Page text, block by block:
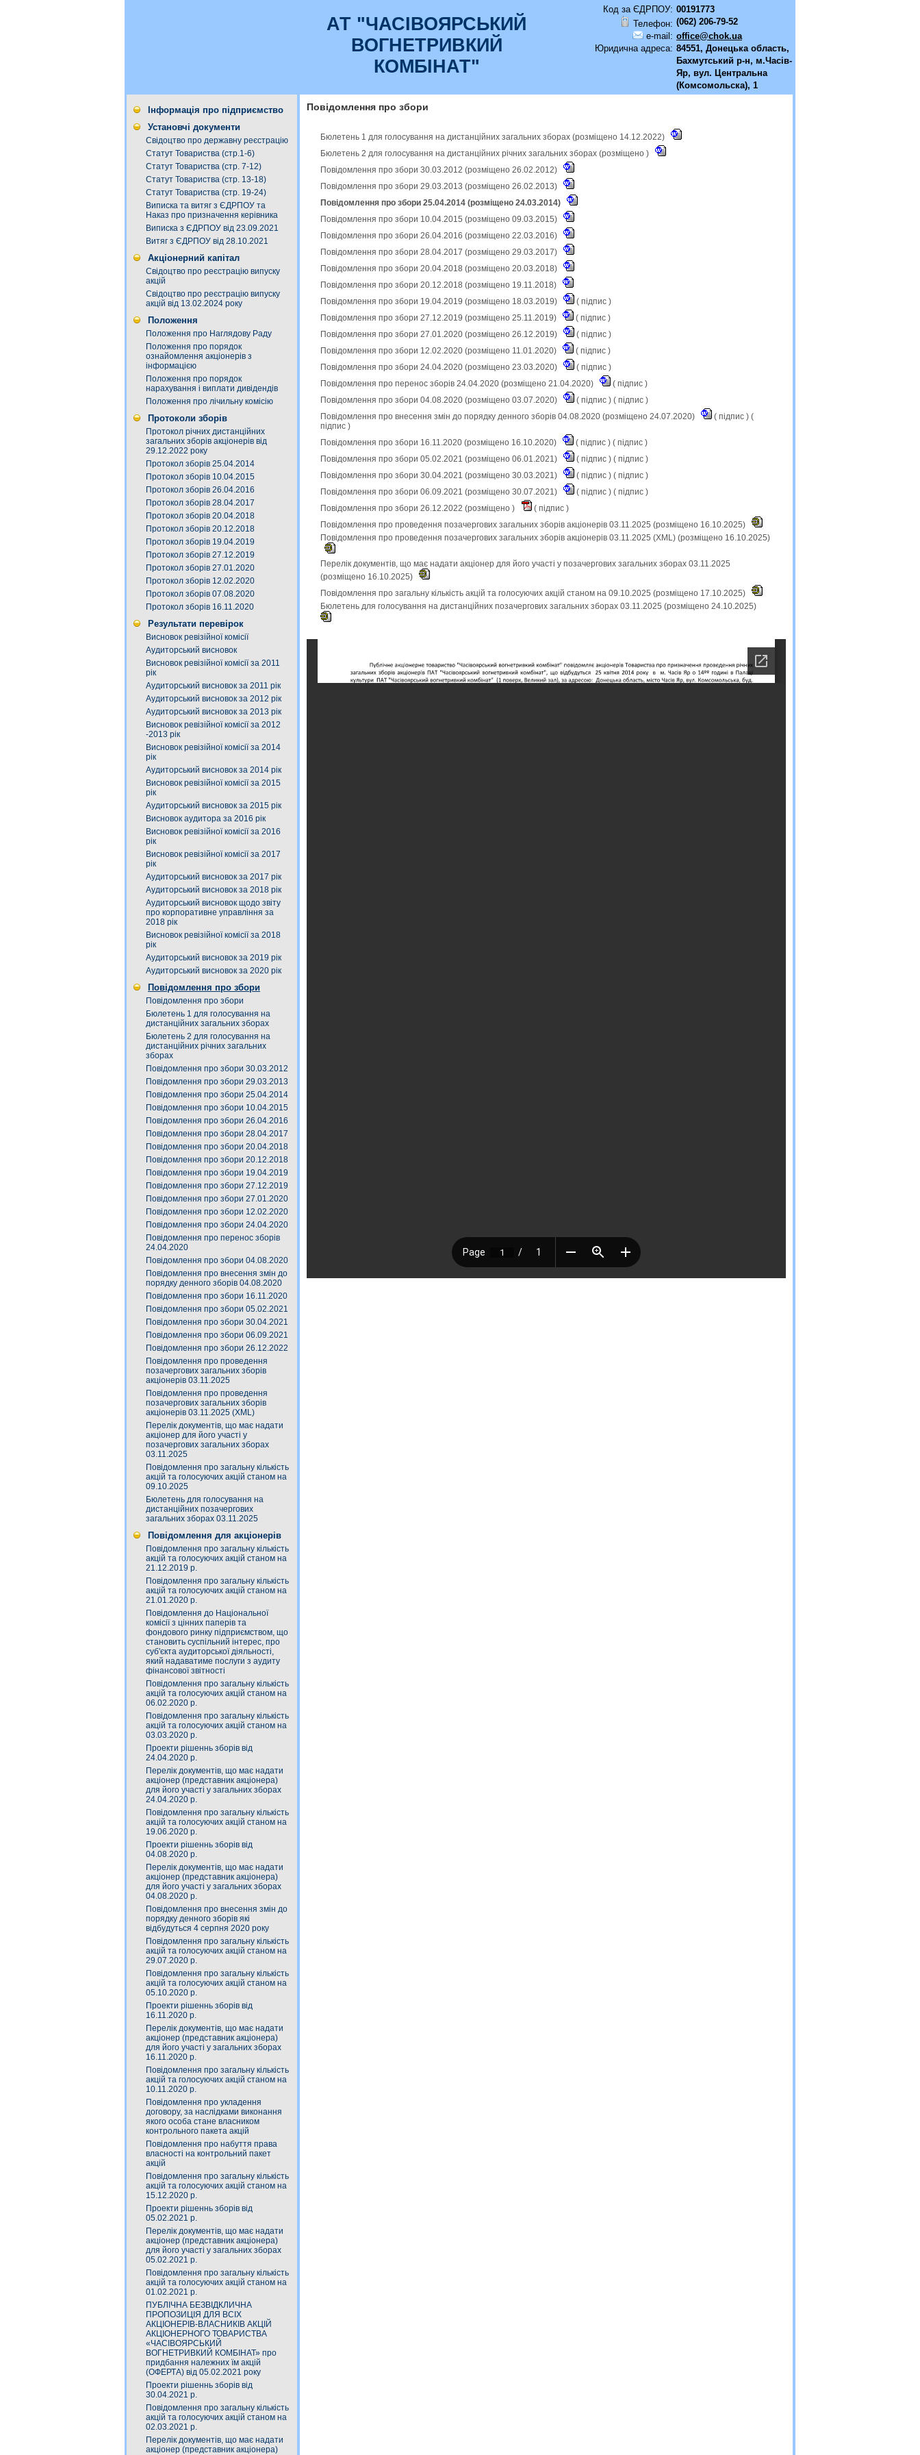
АТ "ЧАСIВОЯРСЬКИЙ
ВОГНЕТРИВКИЙ
КОМБIНАТ"
Код за ЄДРПОУ: 00191773
Телефон: (062) 206-79-52
e-mail: office@chok.ua
Юридична адреса: 84551, Донецька область,
Бахмутський р-н, м.Часiв-
Яр, вул. Центральна
(Комсомольска), 1
Інформація про підприємство
Установчі документи
Свідоцтво про державну реєстрацію
Статут Товариства (стр.1-6)
Статут Товариства (стр. 7-12)
Статут Товариства (стр. 13-18)
Статут Товариства (стр. 19-24)
Виписка та витяг з ЄДРПОУ та
Наказ про призначення керівника
Виписка з ЄДРПОУ від 23.09.2021
Витяг з ЄДРПОУ від 28.10.2021
Акціонерний капітал
Свідоцтво про реєстрацію випуску
акцій
Свідоцтво про реєстрацію випуску
акцій від 13.02.2024 року
Положення
Положення про Наглядову Раду
Положення про порядок
ознайомлення акціонерів з
інформацією
Положення про порядок
нарахування і виплати дивідендів
Положення про лічильну комісію
Протоколи зборів
Протокол річних дистанційних
загальних зборів акціонерів від
29.12.2022 року
Протокол зборів 25.04.2014
Протокол зборів 10.04.2015
Протокол зборів 26.04.2016
Протокол зборів 28.04.2017
Протокол зборів 20.04.2018
Протокол зборів 20.12.2018
Протокол зборів 19.04.2019
Протокол зборів 27.12.2019
Протокол зборів 27.01.2020
Протокол зборів 12.02.2020
Протокол зборів 07.08.2020
Протокол зборів 16.11.2020
Результати перевірок
Висновок ревізійної комісії
Аудиторський висновок
Висновок ревізійної комісії за 2011
рік
Аудиторський висновок за 2011 рік
Аудиторський висновок за 2012 рік
Аудиторський висновок за 2013 рік
Висновок ревізійної комісії за 2012
-2013 рік
Висновок ревізійної комісії за 2014
рік
Аудиторський висновок за 2014 рік
Висновок ревізійної комісії за 2015
рік
Аудиторський висновок за 2015 рік
Висновок аудитора за 2016 рік
Висновок ревізійної комісії за 2016
рік
Висновок ревізійної комісії за 2017
рік
Аудиторський висновок за 2017 рік
Аудиторський висновок за 2018 рік
Аудиторський висновок щодо звіту
про корпоративне управління за
2018 рік
Висновок ревізійної комісії за 2018
рік
Аудиторський висновок за 2019 рік
Аудиторський висновок за 2020 рік
Повідомлення про збори
Повідомлення про збори
Бюлетень 1 для голосування на
дистанційних загальних зборах
Бюлетень 2 для голосування на
дистанційних річних загальних
зборах
Повідомлення про збори 30.03.2012
Повідомлення про збори 29.03.2013
Повідомлення про збори 25.04.2014
Повідомлення про збори 10.04.2015
Повідомлення про збори 26.04.2016
Повідомлення про збори 28.04.2017
Повідомлення про збори 20.04.2018
Повідомлення про збори 20.12.2018
Повідомлення про збори 19.04.2019
Повідомлення про збори 27.12.2019
Повідомлення про збори 27.01.2020
Повідомлення про збори 12.02.2020
Повідомлення про збори 24.04.2020
Повідомлення про перенос зборів
24.04.2020
Повідомлення про збори 04.08.2020
Повідомлення про внесення змін до
порядку денного зборів 04.08.2020
Повідомлення про збори 16.11.2020
Повідомлення про збори 05.02.2021
Повідомлення про збори 30.04.2021
Повідомлення про збори 06.09.2021
Повідомлення про збори 26.12.2022
Повідомлення про проведення
позачергових загальних зборів
акціонерів 03.11.2025
Повідомлення про проведення
позачергових загальних зборів
акціонерів 03.11.2025 (XML)
Перелік документів, що має надати
акціонер для його участі у
позачергових загальних зборах
03.11.2025
Повідомлення про загальну кількість
акцій та голосуючих акцій станом на
09.10.2025
Бюлетень для голосування на
дистанційних позачергових
загальних зборах 03.11.2025
Повідомлення для акціонерів
Повідомлення про загальну кількість
акцій та голосуючих акцій станом на
21.12.2019 р.
Повідомлення про загальну кількість
акцій та голосуючих акцій станом на
21.01.2020 р.
Повідомлення до Національної
комісії з цінних паперів та
фондового ринку підприємством, що
становить суспільний інтерес, про
суб'єкта аудиторської діяльності,
який надаватиме послуги з аудиту
фінансової звітності
Повідомлення про загальну кількість
акцій та голосуючих акцій станом на
06.02.2020 р.
Повідомлення про загальну кількість
акцій та голосуючих акцій станом на
03.03.2020 р.
Проекти рішеннь зборів від
24.04.2020 р.
Перелік документів, що має надати
акціонер (представник акціонера)
для його участі у загальних зборах
24.04.2020 р.
Повідомлення про загальну кількість
акцій та голосуючих акцій станом на
19.06.2020 р.
Проекти рішеннь зборів від
04.08.2020 р.
Перелік документів, що має надати
акціонер (представник акціонера)
для його участі у загальних зборах
04.08.2020 р.
Повідомлення про внесення змін до
порядку денного зборів які
відбудуться 4 серпня 2020 року
Повідомлення про загальну кількість
акцій та голосуючих акцій станом на
29.07.2020 р.
Повідомлення про загальну кількість
акцій та голосуючих акцій станом на
05.10.2020 р.
Проекти рішеннь зборів від
16.11.2020 р.
Перелік документів, що має надати
акціонер (представник акціонера)
для його участі у загальних зборах
16.11.2020 р.
Повідомлення про загальну кількість
акцій та голосуючих акцій станом на
10.11.2020 р.
Повідомлення про укладення
договору, за наслідками виконання
якого особа стане власником
контрольного пакета акцій
Повідомлення про набуття права
власності на контрольний пакет
акцій
Повідомлення про загальну кількість
акцій та голосуючих акцій станом на
15.12.2020 р.
Проекти рішеннь зборів від
05.02.2021 р.
Перелік документів, що має надати
акціонер (представник акціонера)
для його участі у загальних зборах
05.02.2021 р.
Повідомлення про загальну кількість
акцій та голосуючих акцій станом на
01.02.2021 р.
ПУБЛІЧНА БЕЗВІДКЛИЧНА
ПРОПОЗИЦІЯ ДЛЯ ВСІХ
АКЦІОНЕРІВ-ВЛАСНИКІВ АКЦІЙ
АКЦІОНЕРНОГО ТОВАРИСТВА
«ЧАСIВОЯРСЬКИЙ
ВОГНЕТРИВКИЙ КОМБIНАТ» про
придбання належних їм акцій
(ОФЕРТА) від 05.02.2021 року
Проекти рішеннь зборів від
30.04.2021 р.
Повідомлення про загальну кількість
акцій та голосуючих акцій станом на
02.03.2021 р.
Перелік документів, що має надати
акціонер (представник акціонера)
Повідомлення про збори
Бюлетень 1 для голосування на дистанційних загальних зборах (розміщено 14.12.2022)
Бюлетень 2 для голосування на дистанційних річних загальних зборах (розміщено )
Повідомлення про збори 30.03.2012 (розміщено 26.02.2012)
Повідомлення про збори 29.03.2013 (розміщено 26.02.2013)
Повідомлення про збори 25.04.2014 (розміщено 24.03.2014)
Повідомлення про збори 10.04.2015 (розміщено 09.03.2015)
Повідомлення про збори 26.04.2016 (розміщено 22.03.2016)
Повідомлення про збори 28.04.2017 (розміщено 29.03.2017)
Повідомлення про збори 20.04.2018 (розміщено 20.03.2018)
Повідомлення про збори 20.12.2018 (розміщено 19.11.2018)
Повідомлення про збори 19.04.2019 (розміщено 18.03.2019)
( підпис )
Повідомлення про збори 27.12.2019 (розміщено 25.11.2019)
( підпис )
Повідомлення про збори 27.01.2020 (розміщено 26.12.2019)
( підпис )
Повідомлення про збори 12.02.2020 (розміщено 11.01.2020)
( підпис )
Повідомлення про збори 24.04.2020 (розміщено 23.03.2020)
( підпис )
Повідомлення про перенос зборів 24.04.2020 (розміщено 21.04.2020)
( підпис )
Повідомлення про збори 04.08.2020 (розміщено 03.07.2020)
( підпис ) ( підпис )
Повідомлення про внесення змін до порядку денного зборів 04.08.2020 (розміщено 24.07.2020)
( підпис ) (
підпис )
Повідомлення про збори 16.11.2020 (розміщено 16.10.2020)
( підпис ) ( підпис )
Повідомлення про збори 05.02.2021 (розміщено 06.01.2021)
( підпис ) ( підпис )
Повідомлення про збори 30.04.2021 (розміщено 30.03.2021)
( підпис ) ( підпис )
Повідомлення про збори 06.09.2021 (розміщено 30.07.2021)
( підпис ) ( підпис )
Повідомлення про збори 26.12.2022 (розміщено )
( підпис )
Повідомлення про проведення позачергових загальних зборів акціонерів 03.11.2025 (розміщено 16.10.2025)
Повідомлення про проведення позачергових загальних зборів акціонерів 03.11.2025 (XML) (розміщено 16.10.2025)
Перелік документів, що має надати акціонер для його участі у позачергових загальних зборах 03.11.2025
(розміщено 16.10.2025)
Повідомлення про загальну кількість акцій та голосуючих акцій станом на 09.10.2025 (розміщено 17.10.2025)
Бюлетень для голосування на дистанційних позачергових загальних зборах 03.11.2025 (розміщено 24.10.2025)